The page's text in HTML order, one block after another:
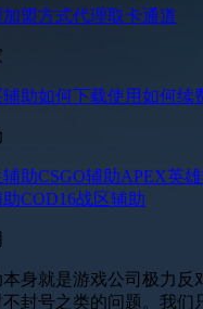
加盟方式代理取卡通道
助如何下载使用如何续
助CSGO辅助APEX英
COD16战区辅助
身就是游戏公司极力反
封号之类的问题。我们